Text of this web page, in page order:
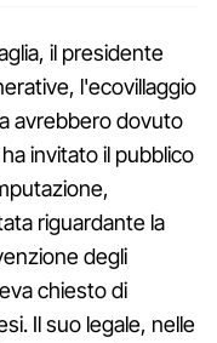
il presidente
l'ecovillaggio
avrebbero dovuto
invitato il pubblico
riguardante la
degli
chiesto di
Il suo legale, nelle